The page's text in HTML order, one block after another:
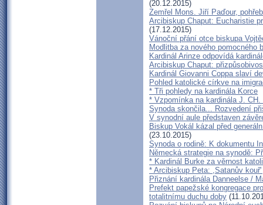
(20.12.2015)
Zemřel Mons. Jiří Paďour,
Arcibiskup Chaput: Eucharistie
(17.12.2015)
Vánoční přání otce biskupa
Modlitba za nového pomocného
Kardinál Arinze odpovídá
Arcibiskup Chaput:
Kardinál Giovanni Coppa slaví
Pohled katolické církve na
* Tři pohledy na kardinála Korce
* Vzpomínka na kardinála J.
Synoda skončila... Rozvedení
V synodní aule představen
Biskup Vokál kázal před
(23.10.2015)
Synoda o rodině: K dokumentu
Německá strategie na synodě:
* Kardinál Burke za věrnost
* Arcibiskup Peta: ,Satanův
Přiznání kardinála Danneelse /
Prefekt papežské kongregace
totalitnímu duchu doby